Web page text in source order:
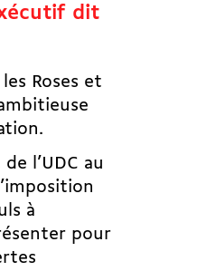
dit
Roses et
l’UDC au
à
pour